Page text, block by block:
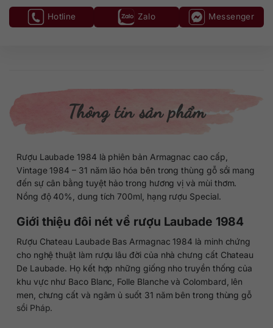
Hotline Zalo Messenger
Thông tin sản phẩm
Rượu Laubade 1984 là phiên bản Armagnac cao cấp,
Vintage 1984 – 31 năm lão hóa bên trong thùng gỗ sồi mang
đến sự cân bằng tuyệt hảo trong hương vị và mùi thơm.
Nồng độ 40%, dung tích 700ml, hạng rượu Special.
Giới thiệu đôi nét về rượu Laubade 1984
Rượu Chateau Laubade Bas Armagnac 1984 là minh chứng
cho nghệ thuật làm rượu lâu đời của nhà chưng cất Chateau
De Laubade. Họ kết hợp những giống nho truyền thống của
khu vực như Baco Blanc, Folle Blanche và Colombard, lên
men, chưng cất và ngâm ủ suốt 31 năm bên trong thùng gỗ
sồi Pháp.